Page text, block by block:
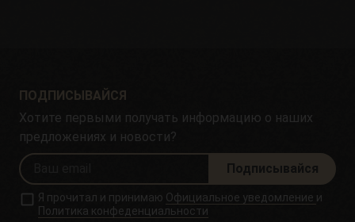
ПОДПИСЫВАЙСЯ
Хотите первыми получать информацию о наших
предложениях и новости?
Подписывайся
Я прочитал и принимаю Официальное уведомление и
Политика конфеденциальности